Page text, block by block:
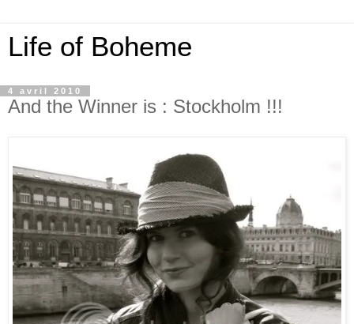
Life of Boheme
4 avril 2010
And the Winner is : Stockholm !!!